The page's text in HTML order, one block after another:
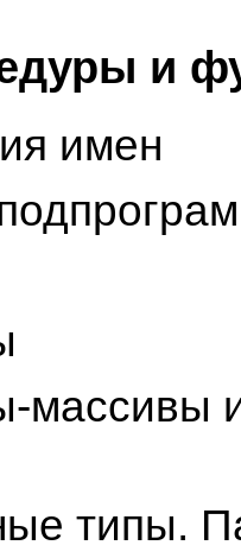
и
имен
массивы
типы.